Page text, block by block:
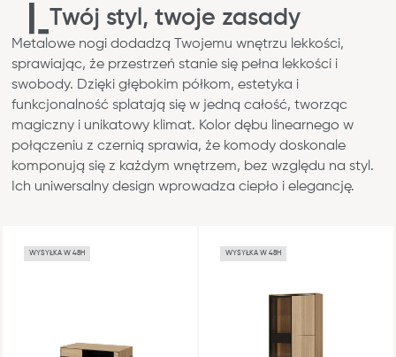
Twój styl, twoje zasady
Metalowe nogi dodadzą Twojemu wnętrzu lekkości,
sprawiając, że przestrzeń stanie się pełna lekkości i
swobody. Dzięki głębokim półkom, estetyka i
funkcjonalność splatają się w jedną całość, tworząc
magiczny i unikatowy klimat. Kolor dębu linearnego w
połączeniu z czernią sprawia, że komody doskonale
komponują się z każdym wnętrzem, bez względu na styl.
Ich uniwersalny design wprowadza ciepło i elegancję.
WYSYŁKA W 48H WYSYŁKA W 48H